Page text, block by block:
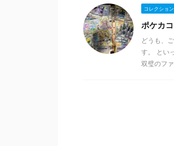
コレクショ
ポケカ
どうも、
す。 とい
双璧のフ